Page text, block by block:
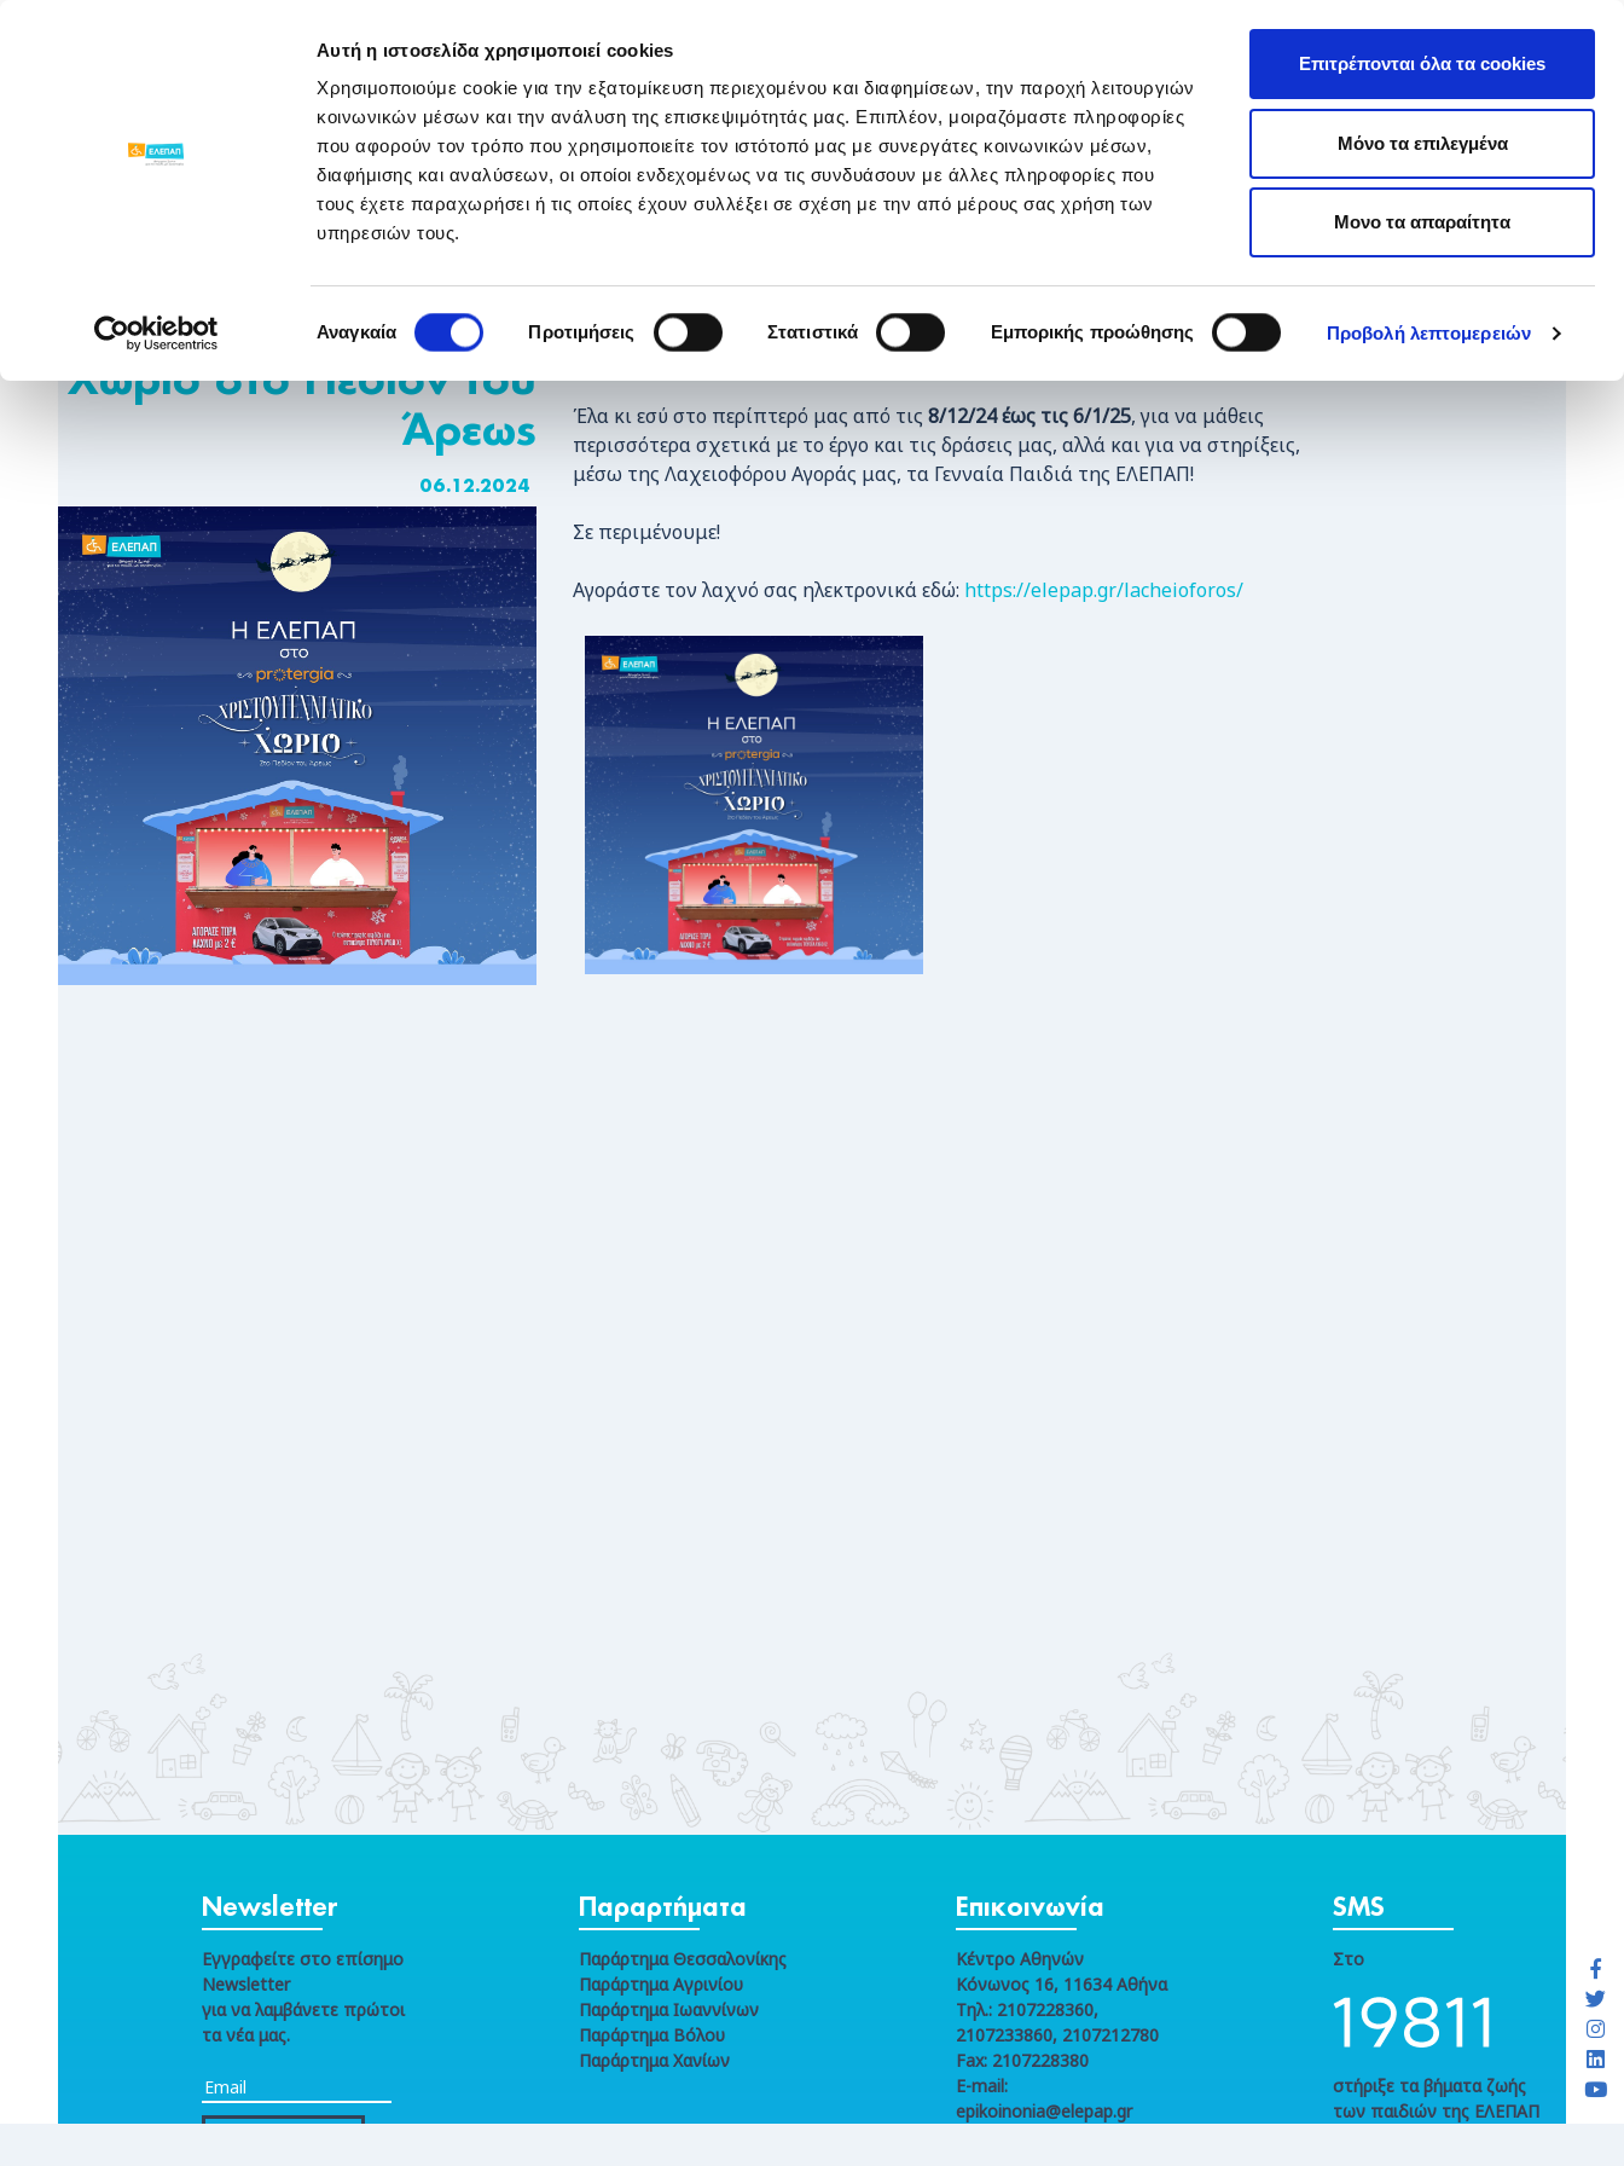
Αυτή η ιστοσελίδα χρησιμοποιεί cookies
Χρησιμοποιούμε cookie για την εξατομίκευση περιεχομένου και διαφημίσεων, την παροχή λειτουργιών
κοινωνικών μέσων και την ανάλυση της επισκεψιμότητάς μας. Επιπλέον, μοιραζόμαστε πληροφορίες
που αφορούν τον τρόπο που χρησιμοποιείτε τον ιστότοπό μας με συνεργάτες κοινωνικών μέσων,
διαφήμισης και αναλύσεων, οι οποίοι ενδεχομένως να τις συνδυάσουν με άλλες πληροφορίες που
τους έχετε παραχωρήσει ή τις οποίες έχουν συλλέξει σε σχέση με την από μέρους σας χρήση των
υπηρεσιών τους.
συγκατάθεσης
Αναγκαία Προτιμήσεις Στατιστικά Εμπορικής προώθησης Προβολή λεπτομερειών
Επιτρέπονται όλα τα cookies
Μόνο τα επιλεγμένα
Μονο τα απαραίτητα
ΓΝΩΡΙΣΕ ΜΑΣ ΠΡΟΓΡΑΜΜΑΤΑ ΣΤΗΡΙΞΕ ΜΑΣ
ΥΙΟΘΕΣΙΑ ΚΑΝΕ ΔΩΡΕΑ
Νέα Παραρτημάτων / Η ΕΛΕΠΑΠ στο Χριστουγεννιάτικο Χωριό στο Πεδίον του Άρεως
Η ΕΛΕΠΑΠ στο
Χριστουγεννιάτικο
Χωριό στο Πεδίον του
Άρεως
06.12.2024
Φέτος τα Χριστούγεννα, θα μας βρεις στο Protergia Χριστουγεννιάτικο Χωριό,
στο Πεδίον του Άρεως!
Έλα κι εσύ στο περίπτερό μας από τις 8/12/24 έως τις 6/1/25, για να μάθεις
περισσότερα σχετικά με το έργο και τις δράσεις μας, αλλά και για να στηρίξεις,
μέσω της Λαχειοφόρου Αγοράς μας, τα Γενναία Παιδιά της ΕΛΕΠΑΠ!
Σε περιμένουμε!
Αγοράστε τον λαχνό σας ηλεκτρονικά εδώ: https://elepap.gr/lacheioforos/
Newsletter
Εγγραφείτε στο επίσημο
Newsletter
για να λαμβάνετε πρώτοι
τα νέα μας.
Παραρτήματα
Παράρτημα Θεσσαλονίκης
Παράρτημα Αγρινίου
Παράρτημα Ιωαννίνων
Παράρτημα Βόλου
Παράρτημα Χανίων
Επικοινωνία
Κέντρο Αθηνών
Κόνωνος 16, 11634 Αθήνα
Τηλ.: 2107228360,
2107233860, 2107212780
Fax: 2107228380
E-mail:
epikoinonia@elepap.gr
SMS
Στο
στήριξε τα βήματα ζωής
των παιδιών της ΕΛΕΠΑΠ
EΛ